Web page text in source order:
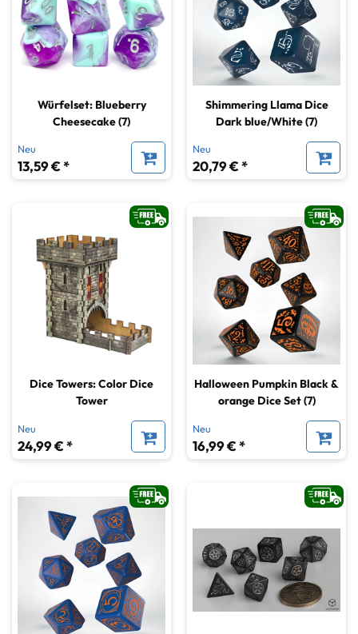
Würfelset: Blueberry
Cheesecake (7)
Neu
13,59 € *
Shimmering Llama Dice
Dark blue/White (7)
Neu
20,79 € *
Dice Towers: Color Dice
Tower
Neu
24,99 € *
Halloween Pumpkin Black &
orange Dice Set (7)
Neu
16,99 € *